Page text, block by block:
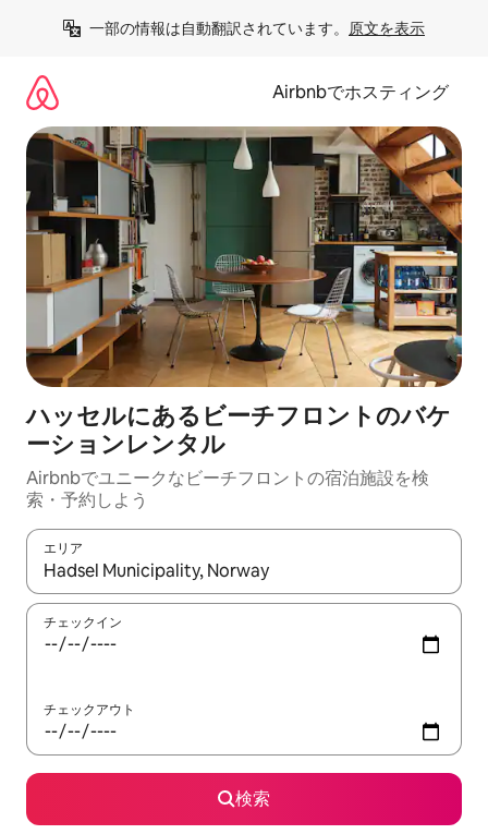
一部の情報は自動翻訳されています。 原文を表示
Airbnbでホスティング
ハッセルにあるビーチフロントのバケ
ーションレンタル
Airbnbでユニークなビーチフロントの宿泊施設を検
索・予約しよう
エリア
検索結果が表示されたら、上下の矢印キーを使って移動するか
チェックイン
チェックアウト
検索